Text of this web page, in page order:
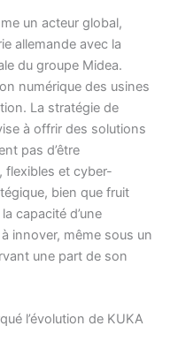
un acteur global,
allemande avec la
du groupe Midea.
numérique des usines
La stratégie de
à offrir des solutions
pas d’être
flexibles et cyber-
bien que fruit
capacité d’une
innover, même sous un
une part de son
l’évolution de KUKA